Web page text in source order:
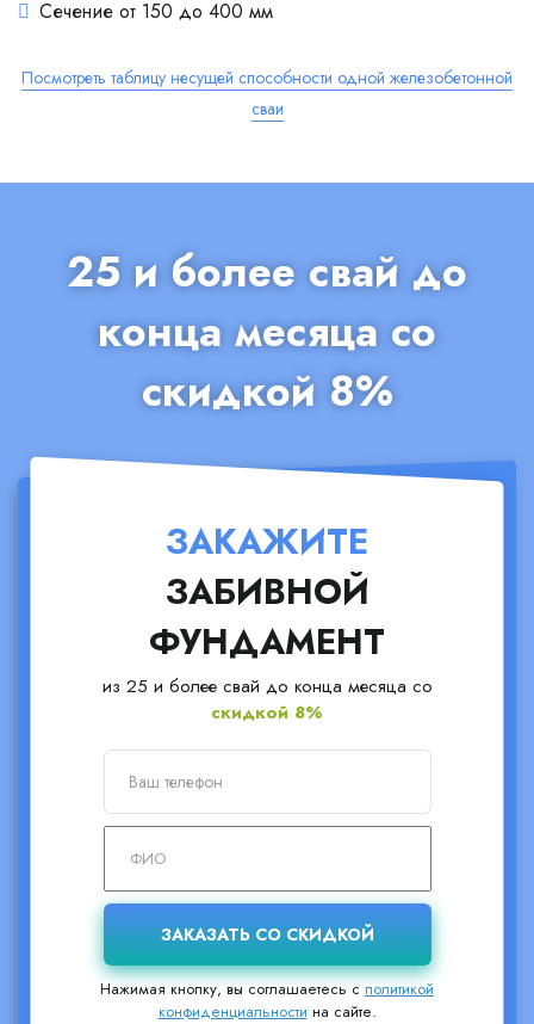
Сечение от 150 до 400 мм
Посмотреть таблицу несущей способности одной железобетонной
сваи
25 и более свай до
конца месяца со
скидкой 8%
ЗАКАЖИТЕ
ЗАБИВНОЙ
ФУНДАМЕНТ
из 25 и более свай до конца месяца со
скидкой 8%
Нажимая кнопку, вы соглашаетесь сполитикой
конфиденциальности на сайте.